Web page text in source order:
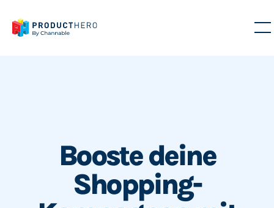
Booste deine
Shopping-